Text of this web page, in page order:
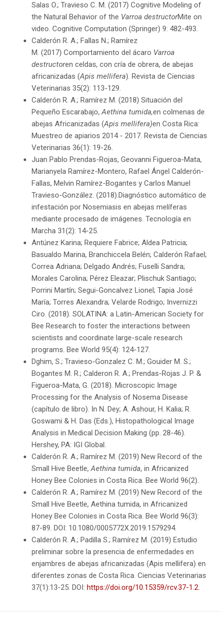
Salas O.; Travieso C. M. (2017) Cognitive Modeling of
the Natural Behavior of the Varroa destructorMite on
video. Cognitive Computation (Springer) 9: 482-493.
Calderón R. A.; Fallas N.; Ramírez
M. (2017) Comportamiento del ácaro Varroa
destructoren celdas, con cría de obrera, de abejas
africanizadas (Apis mellifera). Revista de Ciencias
Veterinarias 35(2): 113-129.
Calderón R. A.; Ramírez M. (2018) Situación del
Pequeño Escarabajo,Aethina tumida,en colmenas de
abejas Africanizadas (Apis mellifera)en Costa Rica:
Muestreo de apiarios 2014 - 2017. Revista de Ciencias
Veterinarias 36(1): 19-26.
Juan Pablo Prendas-Rojas, Geovanni Figueroa-Mata,
Marianyela Ramírez-Montero, Rafael Ángel Calderón-
Fallas, Melvin Ramírez-Bogantes y Carlos Manuel
Travieso-González. (2018).Diagnóstico automático de
infestación por Nosemiasis en abejas melíferas
mediante procesado de imágenes. Tecnología en
Marcha 31(2): 14-25.
Antúnez Karina; Requiere Fabrice; Aldea Patricia;
Basualdo Marina, Branchiccela Belén; Calderón Rafael;
Correa Adriana; Delgado Andrés; Fuselli Sandra;
Morales Carolina; Pérez Eleazar; Plischuk Santiago;
Porrini Martín; Segui-Goncalvez Lionel; Tapia José
María; Torres Alexandra; Velarde Rodrigo; Invernizzi
Ciro. (2018). SOLATINA: a Latin-American Society for
Bee Research to foster the interactions between
scientists and coordinate large-scale research
programs. Bee World 95(4): 124-127.
Dghim, S.; Travieso-Gonzalez C. M.; Gouider M. S.;
Bogantes M. R.; Calderon R. A.; Prendas-Rojas J. P. &
Figueroa-Mata, G. (2018). Microscopic Image
Processing for the Analysis of Nosema Disease
(capítulo de libro). In N. Dey; A. Ashour, H. Kalia; R.
Goswami & H. Das (Eds.), Histopathological Image
Analysis in Medical Decision Making (pp. 28-46).
Hershey, PA: IGI Global.
Calderón R. A.; Ramírez M. (2019) New Record of the
Small Hive Beetle,Aethina tumida, in Africanized
Honey Bee Colonies in Costa Rica. Bee World 96(2).
Calderón R. A.; Ramírez M. (2019) New Record of the
Small Hive Beetle, Aethina tumida, in Africanized
Honey Bee Colonies in Costa Rica. Bee World 96(3):
87-89. DOI: 10.1080/0005772X.2019.1579294.
Calderón R. A.; Padilla S.; Ramírez M. (2019) Estudio
preliminar sobre la presencia de enfermedades en
enjambres de abejas africanizadas (Apis mellifera) en
diferentes zonas de Costa Rica. Ciencias Veterinarias
37(1):13-25. DOI: https://doi.org/10.15359/rcv.37-1.2.